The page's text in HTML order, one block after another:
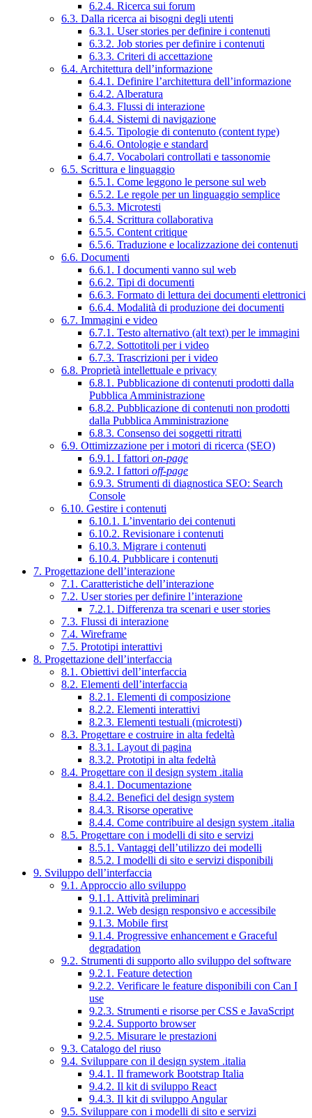
6.2.4. Ricerca sui forum
6.3. Dalla ricerca ai bisogni degli utenti
6.3.1. User stories per definire i contenuti
6.3.2. Job stories per definire i contenuti
6.3.3. Criteri di accettazione
6.4. Architettura dell’informazione
6.4.1. Definire l’architettura dell’informazione
6.4.2. Alberatura
6.4.3. Flussi di interazione
6.4.4. Sistemi di navigazione
6.4.5. Tipologie di contenuto (content type)
6.4.6. Ontologie e standard
6.4.7. Vocabolari controllati e tassonomie
6.5. Scrittura e linguaggio
6.5.1. Come leggono le persone sul web
6.5.2. Le regole per un linguaggio semplice
6.5.3. Microtesti
6.5.4. Scrittura collaborativa
6.5.5. Content critique
6.5.6. Traduzione e localizzazione dei contenuti
6.6. Documenti
6.6.1. I documenti vanno sul web
6.6.2. Tipi di documenti
6.6.3. Formato di lettura dei documenti elettronici
6.6.4. Modalità di produzione dei documenti
6.7. Immagini e video
6.7.1. Testo alternativo (alt text) per le immagini
6.7.2. Sottotitoli per i video
6.7.3. Trascrizioni per i video
6.8. Proprietà intellettuale e privacy
6.8.1. Pubblicazione di contenuti prodotti dalla
Pubblica Amministrazione
6.8.2. Pubblicazione di contenuti non prodotti
dalla Pubblica Amministrazione
6.8.3. Consenso dei soggetti ritratti
6.9. Ottimizzazione per i motori di ricerca (SEO)
6.9.1. I fattori on-page
6.9.2. I fattori off-page
6.9.3. Strumenti di diagnostica SEO: Search
Console
6.10. Gestire i contenuti
6.10.1. L’inventario dei contenuti
6.10.2. Revisionare i contenuti
6.10.3. Migrare i contenuti
6.10.4. Pubblicare i contenuti
7. Progettazione dell’interazione
7.1. Caratteristiche dell’interazione
7.2. User stories per definire l’interazione
7.2.1. Differenza tra scenari e user stories
7.3. Flussi di interazione
7.4. Wireframe
7.5. Prototipi interattivi
8. Progettazione dell’interfaccia
8.1. Obiettivi dell’interfaccia
8.2. Elementi dell’interfaccia
8.2.1. Elementi di composizione
8.2.2. Elementi interattivi
8.2.3. Elementi testuali (microtesti)
8.3. Progettare e costruire in alta fedeltà
8.3.1. Layout di pagina
8.3.2. Prototipi in alta fedeltà
8.4. Progettare con il design system .italia
8.4.1. Documentazione
8.4.2. Benefici del design system
8.4.3. Risorse operative
8.4.4. Come contribuire al design system .italia
8.5. Progettare con i modelli di sito e servizi
8.5.1. Vantaggi dell’utilizzo dei modelli
8.5.2. I modelli di sito e servizi disponibili
9. Sviluppo dell’interfaccia
9.1. Approccio allo sviluppo
9.1.1. Attività preliminari
9.1.2. Web design responsivo e accessibile
9.1.3. Mobile first
9.1.4. Progressive enhancement e Graceful
degradation
9.2. Strumenti di supporto allo sviluppo del software
9.2.1. Feature detection
9.2.2. Verificare le feature disponibili con Can I
use
9.2.3. Strumenti e risorse per CSS e JavaScript
9.2.4. Supporto browser
9.2.5. Misurare le prestazioni
9.3. Catalogo del riuso
9.4. Sviluppare con il design system .italia
9.4.1. Il framework Bootstrap Italia
9.4.2. Il kit di sviluppo React
9.4.3. Il kit di sviluppo Angular
9.5. Sviluppare con i modelli di sito e servizi